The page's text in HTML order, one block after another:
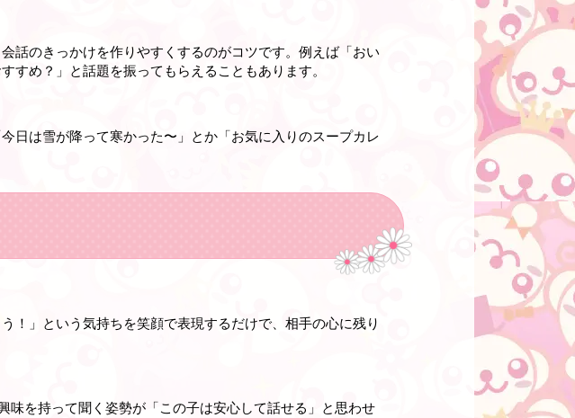
話のきっかけを作りやすくするのがコツです。例えば「おい
すめ？」と話題を振ってもらえることもあります。
日は雪が降って寒かった〜」とか「お気に入りのスープカレ
！」という気持ちを笑顔で表現するだけで、相手の心に残り
味を持って聞く姿勢が「この子は安心して話せる」と思わせ